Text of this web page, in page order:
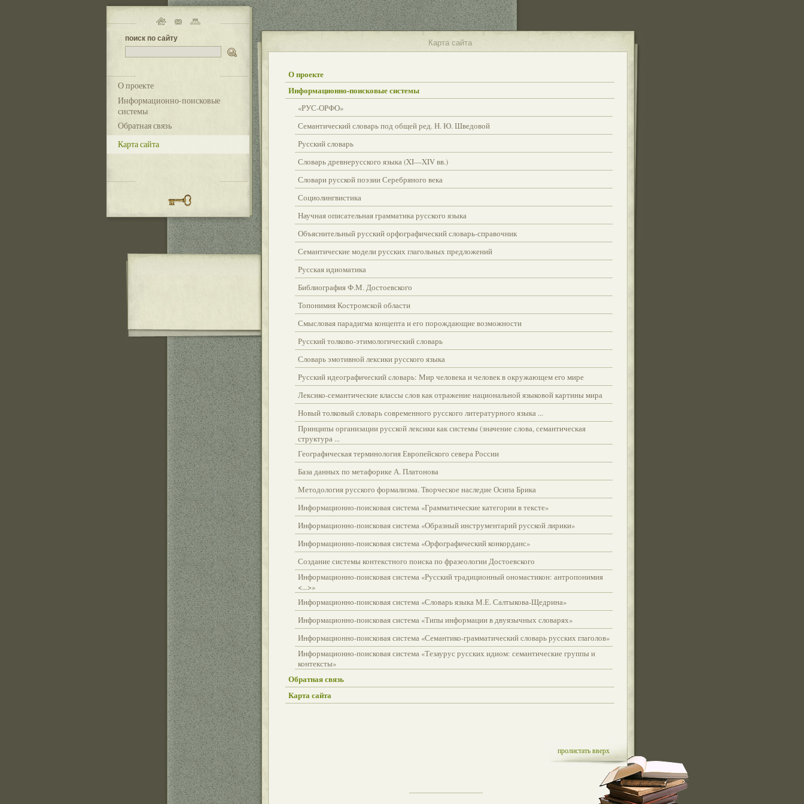
поиск по сайту
О проекте
Информационно-поисковые
системы
Обратная связь
Карта сайта
Карта сайта
О проекте
Информационно-поисковые системы
«РУС-ОРФО»
Семантический словарь под общей ред. Н. Ю. Шведовой
Русский словарь
Словарь древнерусского языка (XI—XIV вв.)
Словари русской поэзии Серебряного века
Социолингвистика
Научная описательная грамматика русского языка
Объяснительный русский орфографический словарь-справочник
Семантические модели русских глагольных предложений
Русская идиоматика
Библиография Ф.М. Достоевского
Топонимия Костромской области
Смысловая парадигма концепта и его порождающие возможности
Русский толково-этимологический словарь
Словарь эмотивной лексики русского языка
Русский идеографический cловарь: Мир человека и человек в окружающем его мире
Лексико-семантические классы слов как отражение национальной языковой картины мира
Новый толковый словарь современного русского литературного языка ...
Принципы организации русской лексики как системы (значение слова, семантическая
структура ...
Географическая терминология Европейского севера России
База данных по метафорике А. Платонова
Методология русского формализма. Творческое наследие Осипа Брика
Информационно-поисковая система «Грамматические категории в тексте»
Информационно-поисковая система «Образный инструментарий русской лирики»
Информационно-поисковая система «Орфографический конкорданс»
Создание системы контекстного поиска по фразеологии Достоевского
Информационно-поисковая система «Русский традиционный ономастикон: антропонимия
<...>»
Информационно-поисковая система «Словарь языка М.Е. Салтыкова-Щедрина»
Информационно-поисковая система «Типы информации в двуязычных словарях»
Информационно-поисковая система «Семантико-грамматический словарь русских глаголов»
Информационно-поисковая система «Тезаурус русских идиом: семантические группы и
контексты»
Обратная связь
Карта сайта
пролистать вверх